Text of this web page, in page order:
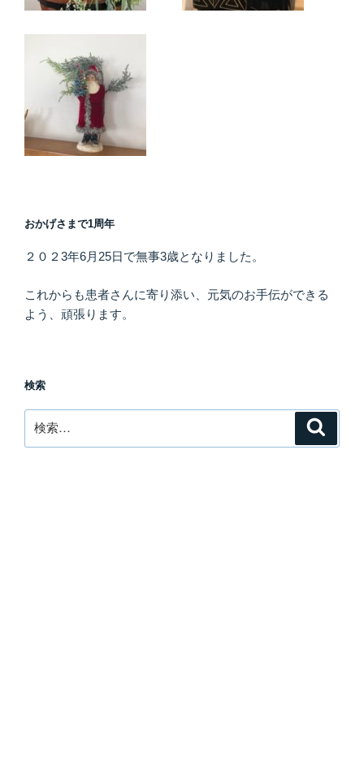
おかげさまで1周年
２０２3年6月25日で無事3歳となりました。
これからも患者さんに寄り添い、元気のお手伝ができる
よう、頑張ります。
検索
索: